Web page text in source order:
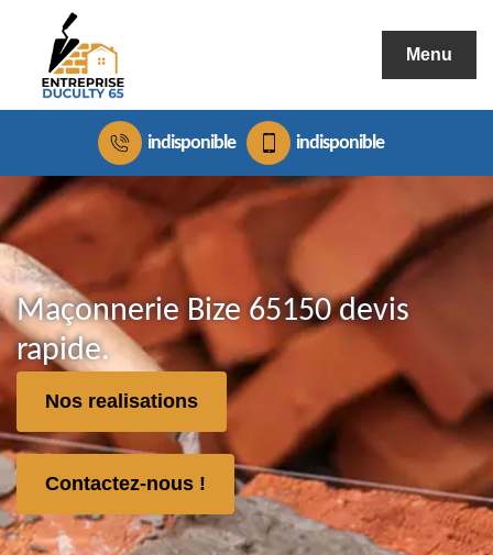
Menu
indisponible indisponible
Maçonnerie Bize 65150 devis
rapide.
Nos realisations
Contactez-nous !